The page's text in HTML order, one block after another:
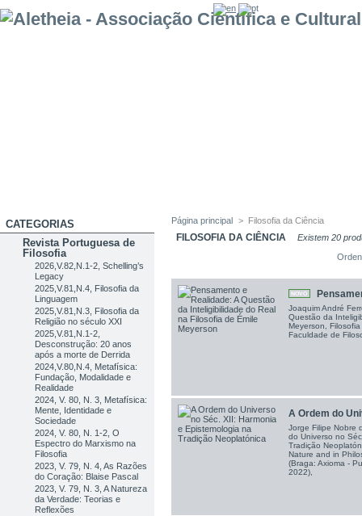
CATEGORIAS
Revista Portuguesa de
Filosofia
2026,V.82,N.1-2, Schelling’s
Legacy
2025,V.81,N.4, Filosofia da
Linguagem
2025,V.81,N.3, Filosofia da
Religião no século XXI
2025,V.81,N.1-2,
Desconstrução: 20 anos
após a morte de Derrida
2024,V.80,N.4, Metafísica:
Fundação, Modalidade e
Realidade
2024, V. 80, N. 3, Metafísica:
Mente, Identidade e
Sociedade
2024, V. 80, N. 1-2, O
Espectro do Marxismo na
Filosofia
2023, V. 79, N. 4, As Razões
do Coração: Blaise Pascal
2023, V. 79, N. 3, A Natureza
da Verdade: Teorias e
Reflexões
Página principal > Filosofia da Ciência
FILOSOFIA DA CIÊNCIA Existem 20
NOVO
Joaquim André
Questão da
Meyerson,
Faculdade de
A Ordem do
Jorge Filipe Nobre
do Universo no
Tradição
Nature and in
(Braga: Axioma -
2022),